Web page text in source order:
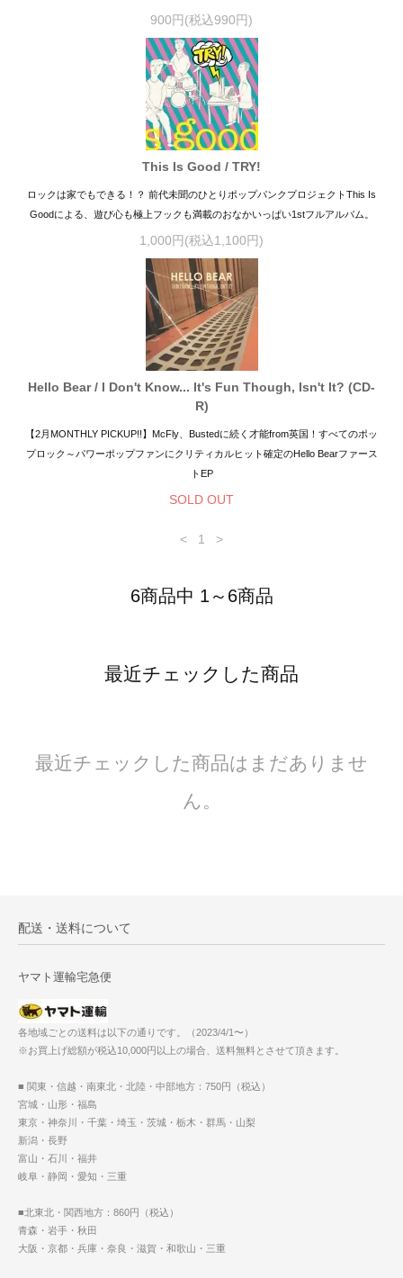
900円(税込990円)
This Is Good / TRY!
ロックは家でもできる！？ 前代未聞のひとりポップパンクプロジェクトThis Is
Goodによる、遊び心も極上フックも満載のおなかいっぱい1stフルアルバム。
1,000円(税込1,100円)
Hello Bear / I Don't Know... It's Fun Though, Isn't It? (CD-
R)
【2月MONTHLY PICKUP!!】McFly、Bustedに続く才能from英国！すべてのポッ
プロック～パワーポップファンにクリティカルヒット確定のHello Bearファース
トEP
SOLD OUT
< 1 >
6商品中 1～6商品
最近チェックした商品
最近チェックした商品はまだありませ
ん。
配送・送料について
ヤマト運輸宅急便
各地域ごとの送料は以下の通りです。（2023/4/1〜）
※お買上げ総額が税込10,000円以上の場合、送料無料とさせて頂きます。
■ 関東・信越・南東北・北陸・中部地方：750円（税込）
宮城・山形・福島
東京・神奈川・千葉・埼玉・茨城・栃木・群馬・山梨
新潟・長野
富山・石川・福井
岐阜・静岡・愛知・三重
■北東北・関西地方：860円（税込）
青森・岩手・秋田
大阪・京都・兵庫・奈良・滋賀・和歌山・三重